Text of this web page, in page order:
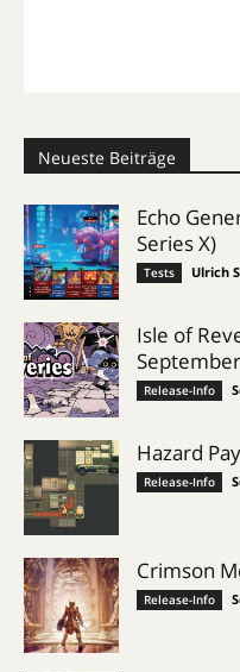
Neueste Beiträge
Echo
Series X)
Tests Ulrich
Isle of
September
Release-Info
Hazard
Release-Info
Crimson
Release-Info